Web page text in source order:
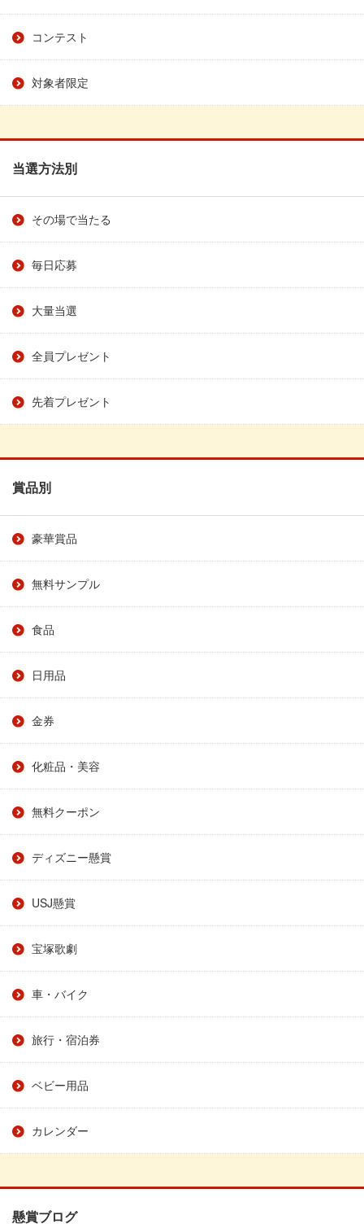
コンテスト
対象者限定
当選方法別
その場で当たる
毎日応募
大量当選
全員プレゼント
先着プレゼント
賞品別
豪華賞品
無料サンプル
食品
日用品
金券
化粧品・美容
無料クーポン
ディズニー懸賞
USJ懸賞
宝塚歌劇
車・バイク
旅行・宿泊券
ベビー用品
カレンダー
懸賞ブログ